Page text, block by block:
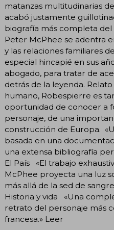
matanzas multitudinarias
acabó justamente
biografía más completa
Peter McPhee se adentra
y las relaciones familiares
especial hincapié en sus
abogado, para tratar de
detrás de la leyenda.
humano, Robespierre es
oportunidad de conocer a
personaje, de una
construcción de Europa.
basada en una
una extensa bibliografía
El País «El trabajo
McPhee proyecta una luz
más allá de la sed de
Historia y vida «Una
retrato del personaje más
francesa.» Leer